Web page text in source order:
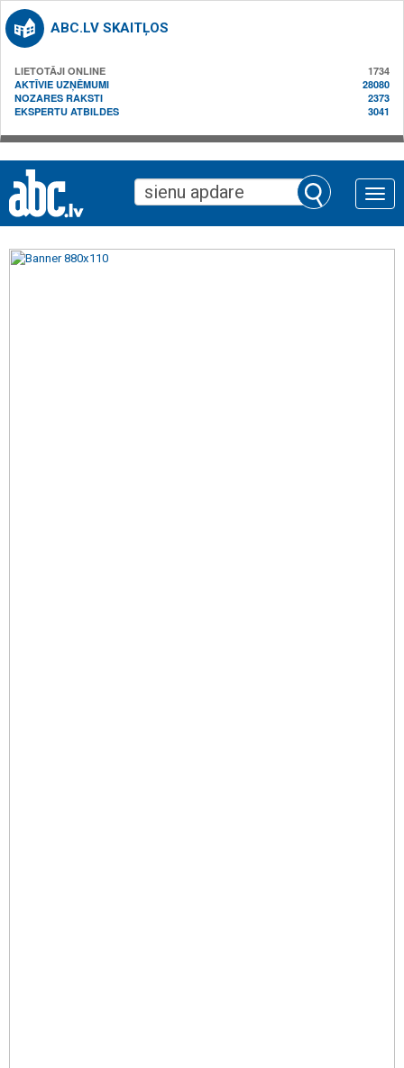
ABC.LV SKAITĻOS
LIETOTĀJI ONLINE
1734
AKTĪVIE UZŅĒMUMI
28080
NOZARES RAKSTI
2373
EKSPERTU ATBILDES
3041
Toggle